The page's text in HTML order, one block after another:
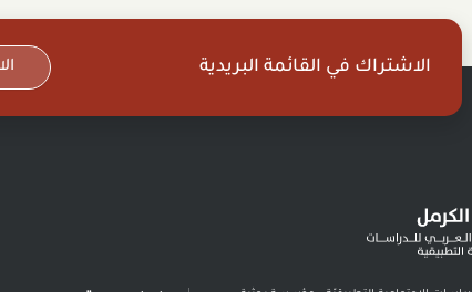
الاشتراك في القائمة البريدية